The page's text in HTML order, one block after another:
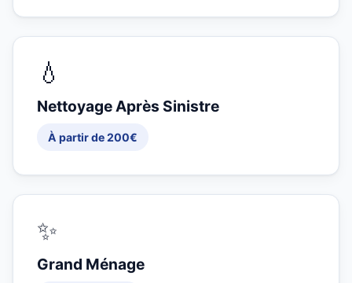
💧
Nettoyage Après Sinistre
À partir de 200€
✨
Grand Ménage